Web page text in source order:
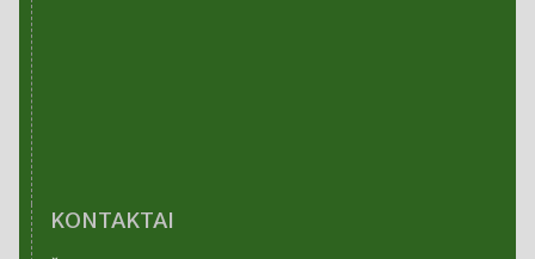
KONTAKTAI